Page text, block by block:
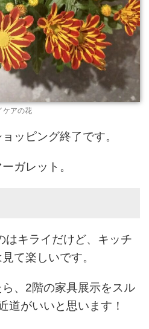
ケアの花
ッピング終了です。
ガレット。
はキライだけど、キッチ
て楽しいです。
、2階の家具展示をスル
道がいいと思います！